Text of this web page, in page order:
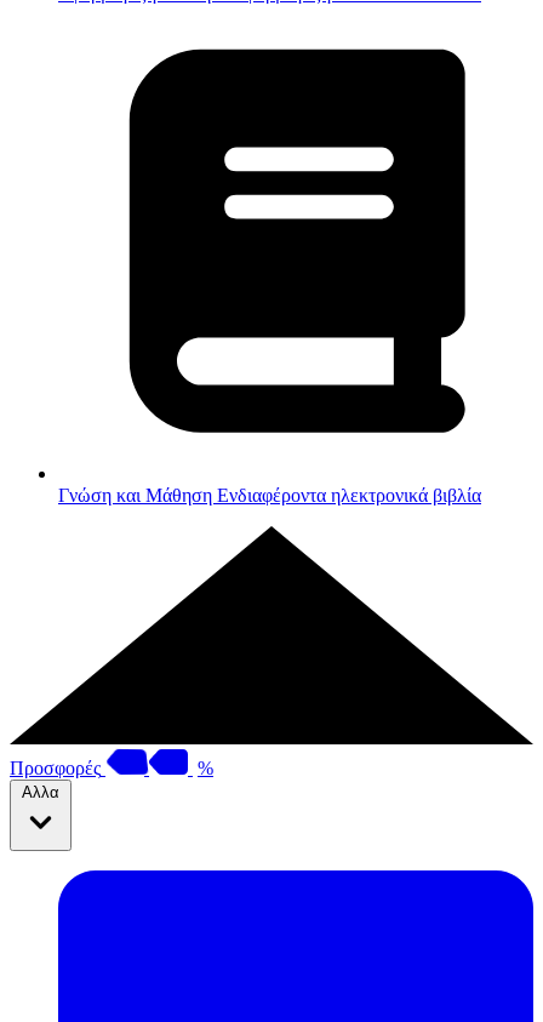
Γνώση και Μάθηση Ενδιαφέροντα ηλεκτρονικά βιβλία
Προσφορές %
Αλλα